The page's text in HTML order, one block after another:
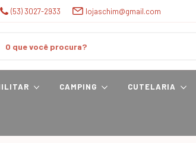
(53) 3027-2933 lojaschim@gmail.com
CAMPING CUTELARIA